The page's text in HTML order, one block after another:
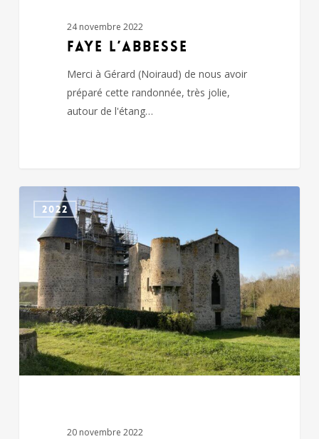
24 novembre 2022
FAYE L’ABBESSE
Merci à Gérard (Noiraud) de nous avoir
préparé cette randonnée, très jolie,
autour de l'étang…
2022
20 novembre 2022